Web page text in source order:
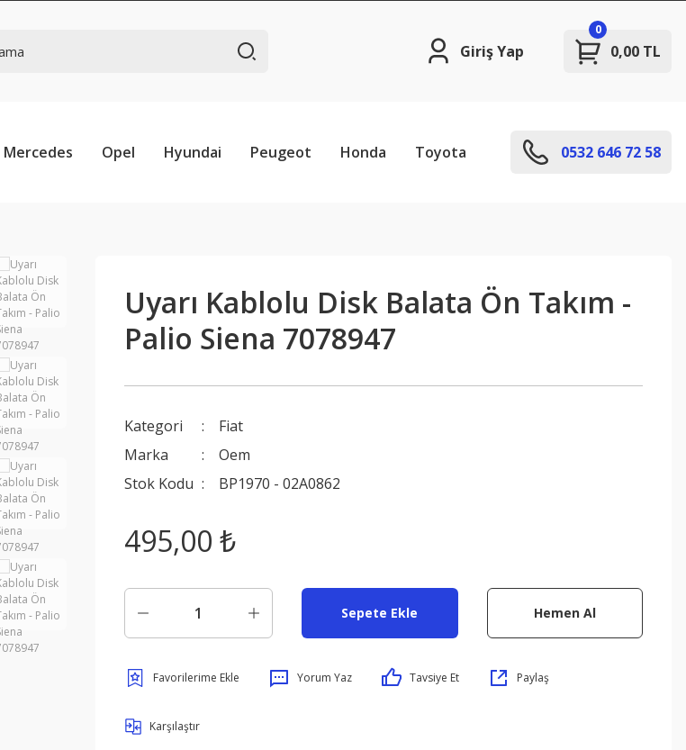
Giriş Yap 0,00 TL
0
Mercedes Opel Hyundai Peugeot Honda Toyota 0532 646 72 58
Uyarı Kablolu Disk Balata Ön Takım -
Palio Siena 7078947
Kategori
Fiat
Marka
Oem
Stok Kodu
BP1970 - 02A0862
495,00 ₺
Sepete Ekle Hemen Al
Yorum Yaz Tavsiye Et Paylaş
Karşılaştır